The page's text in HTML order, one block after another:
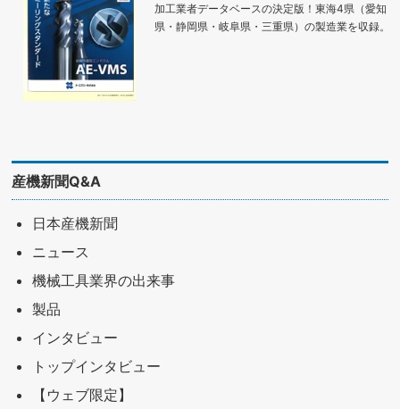
加工業者データベースの決定版！東海4県（愛知
県・静岡県・岐阜県・三重県）の製造業を収録。
産機新聞Q&A
日本産機新聞
ニュース
機械工具業界の出来事
製品
インタビュー
トップインタビュー
【ウェブ限定】